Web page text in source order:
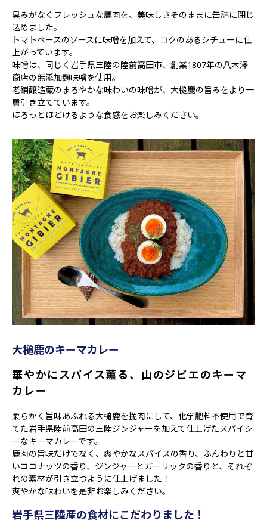
臭みがなくフレッシュな鹿肉を、美味しさそのままに缶詰に閉じ
込めました。
トマトベースのソースに味噌を加えて、コクのあるシチューに仕
上がっています。
味噌は、同じく岩手県三陸の陸前高田市、創業1807年の八木澤
商店の無添加麹味噌を使用。
老舗醸造蔵のまろやかな味わいの味噌が、大槌鹿の旨みをより一
層引き立てています。
ほろっとほどけるような食感をお楽しみください。
大槌鹿のキーマカレー
華やかにスパイス薫る、山のジビエのキーマ
カレー
柔らかく旨味あふれる大槌鹿を挽肉にして、化学肥料不使用で育
てた岩手県陸前高田の三陸ジンジャーを加えて仕上げたスパイシ
ーなキーマカレーです。
鹿肉の旨味だけでなく、爽やかなスパイスの香り、ふんわりと甘
いココナッツの香り、ジンジャーとガーリックの香りと、それぞ
れの素材が引き立つように仕上げました！
爽やかな味わいを是非お楽しみください。
岩手県三陸産の食材にこだわりました！